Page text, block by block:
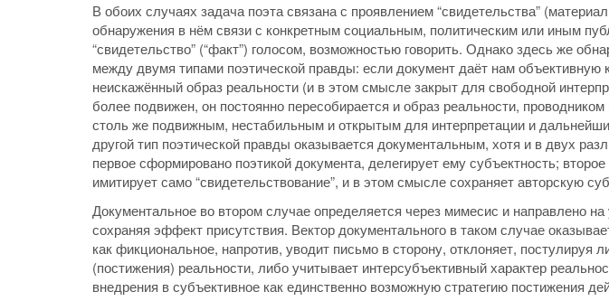
В обоих случаях задача поэта связана с проявлением “свидетельства”
обнаружения в нём связи с конкретным социальным, политическим или иным
“свидетельство” (“факт”) голосом, возможностью говорить. Однако здесь же
между двумя типами поэтической правды: если документ даёт нам объективную
неискажённый образ реальности (и в этом смысле закрыт для свободной
более подвижен, он постоянно пересобирается и образ реальности, проводником
столь же подвижным, нестабильным и открытым для интерпретации и
другой тип поэтической правды оказывается документальным, хотя и в двух
первое сформировано поэтикой документа, делегирует ему субъектность;
имитирует само “свидетельствование”, и в этом смысле сохраняет авторскую
Документальное во втором случае определяется через мимесис и направлено
сохраняя эффект присутствия. Вектор документального в таком случае
как фикциональное, напротив, уводит письмо в сторону, отклоняет, постулируя
(постижения) реальности, либо учитывает интерсубъективный характер
внедрения в субъективное как единственно возможную стратегию постижения